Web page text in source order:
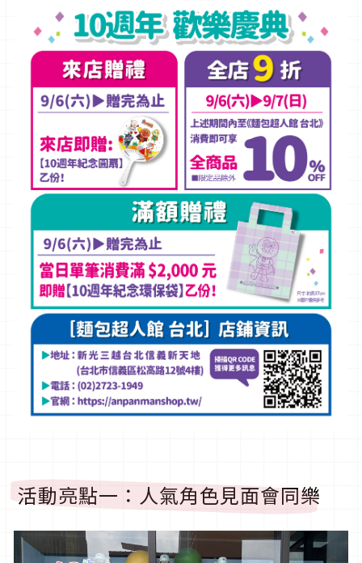
活動亮點一：人氣角色見面會同樂